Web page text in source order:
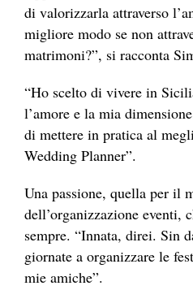
di valorizzarla attraverso
migliore modo se non
matrimoni?”, si racconta
“Ho scelto di vivere in
l’amore e la mia
di mettere in pratica al
Wedding Planner”.
Una passione, quella per il
dell’organizzazione eventi,
sempre. “Innata, direi. Sin
giornate a organizzare le
mie amiche”.